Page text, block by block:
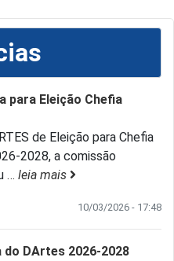
para Eleição Chefia
de Eleição para Chefia
2028, a comissão
… leia mais
10/03/2026 - 17:48
do DArtes 2026-2028